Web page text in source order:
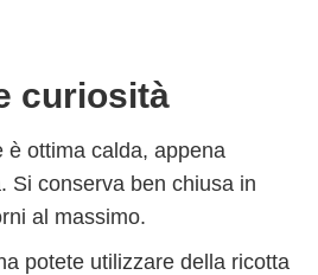
curiosità
è ottima calda, appena
Si conserva ben chiusa in
al massimo.
potete utilizzare della ricotta